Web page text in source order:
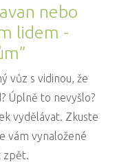
nebo
lidem -
vůz s vidinou, že
Úplně to nevyšlo?
vydělávat. Zkuste
vám vynaložené
zpět.